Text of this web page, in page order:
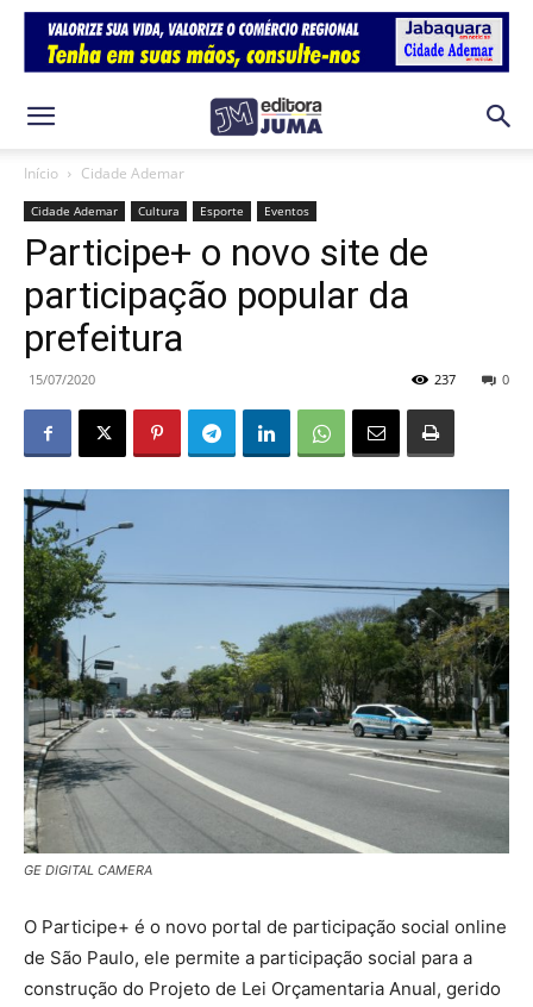
Início Cidade Ademar
Cidade Ademar Cultura Esporte Eventos
Participe+ o novo site de
participação popular da
prefeitura
15/07/2020 0
237
GE DIGITAL CAMERA
O Participe+ é o novo portal de participação social online
de São Paulo, ele permite a participação social para a
construção do Projeto de Lei Orçamentaria Anual, gerido